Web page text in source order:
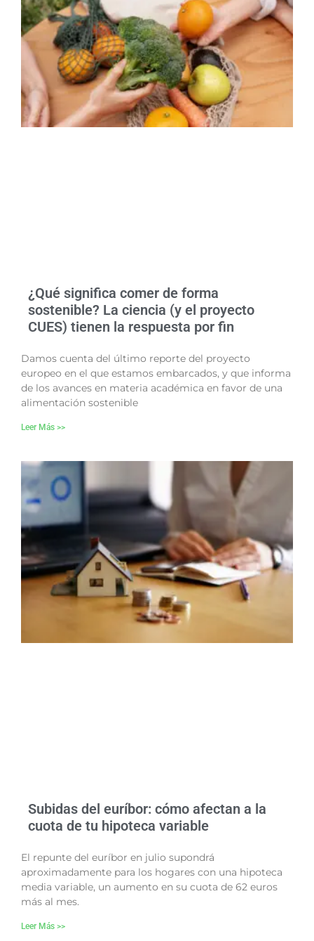
¿Qué significa comer de forma
sostenible? La ciencia (y el proyecto
CUES) tienen la respuesta por fin
Damos cuenta del último reporte del proyecto
europeo en el que estamos embarcados, y que informa
de los avances en materia académica en favor de una
alimentación sostenible
Leer Más >>
Subidas del euríbor: cómo afectan a la
cuota de tu hipoteca variable
El repunte del euríbor en julio supondrá
aproximadamente para los hogares con una hipoteca
media variable, un aumento en su cuota de 62 euros
más al mes.
Leer Más >>